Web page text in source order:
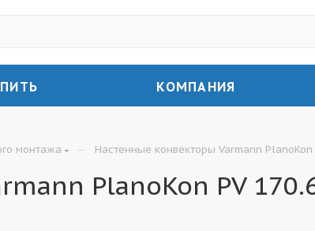
КОМПАНИЯ
монтажа — Настенные конвекторы Varmann PlanoKon
PlanoKon PV